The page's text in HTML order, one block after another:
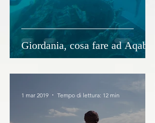
Giordania, cosa fare ad Aqaba
1 mar 2019 Tempo di lettura: 12 min